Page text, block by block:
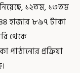
১২তম, ১৩তম
হাজার ৮৯৭ টাকা
থেকে
পাঠানোর প্রক্রিয়া